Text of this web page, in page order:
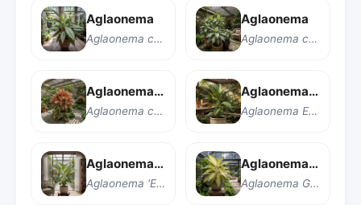
Aglaonema
Aglaonema costatum
Aglaonema
Aglaonema commutatum
Aglaonema 'Crete'
Aglaonema commutatum 'Crete'
Aglaonema 'Emerald Bay'
Aglaonema Emerald Bay
Aglaonema 'Emerald Beauty'
Aglaonema 'Emerald Beauty'
Aglaonema 'Golden Madonna'
Aglaonema Golden Madonna